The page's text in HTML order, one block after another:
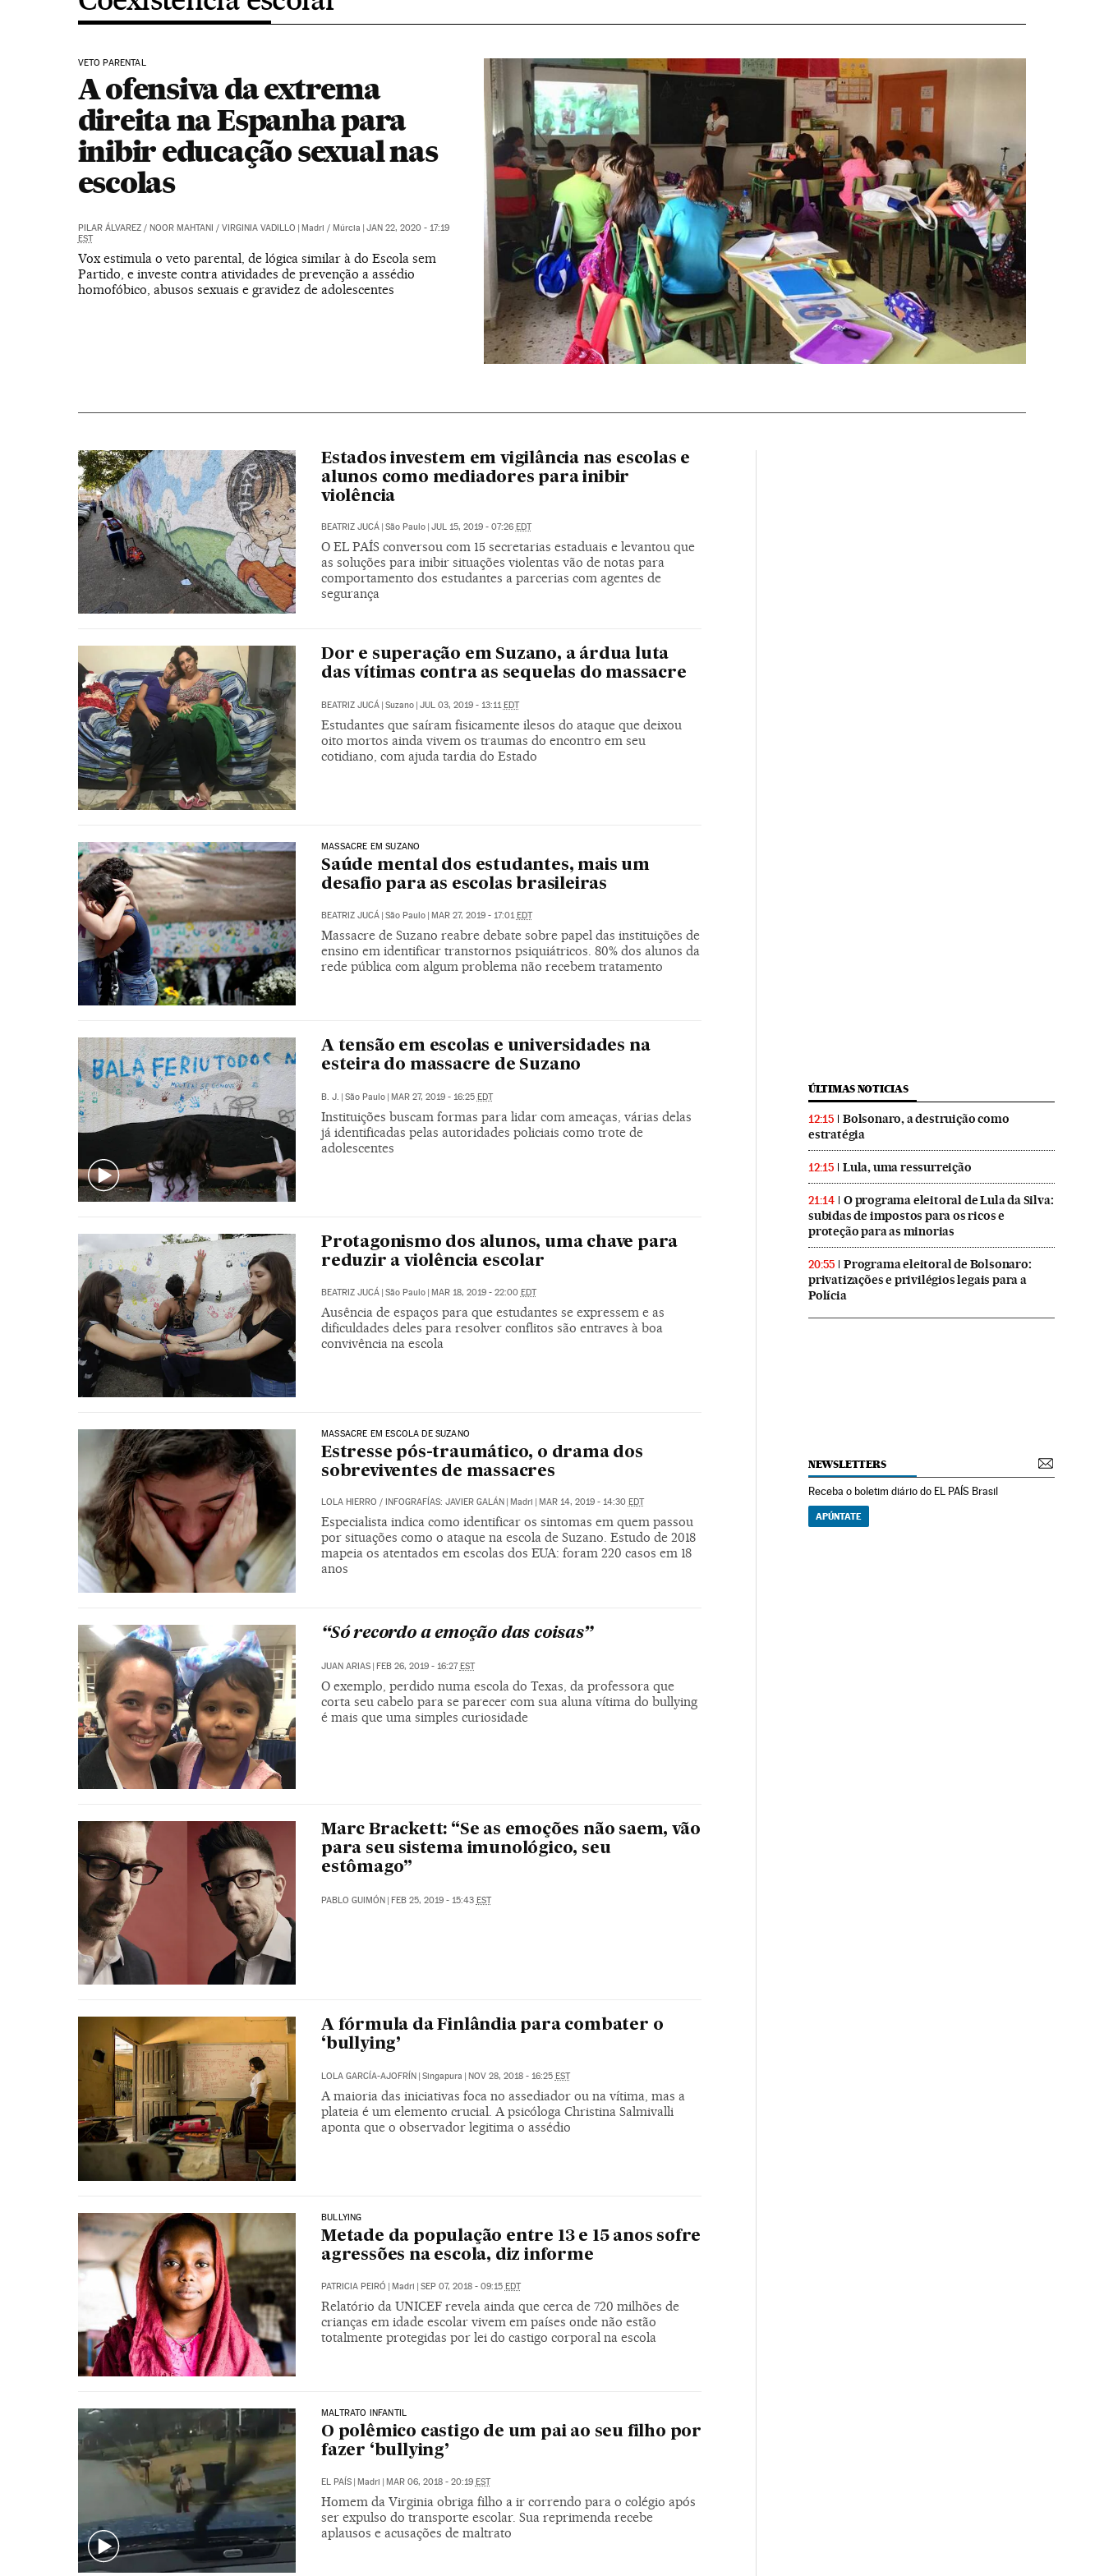
VETO PARENTAL
A ofensiva da extrema
direita na Espanha para
inibir educação sexual nas
escolas
PILAR ÁLVAREZ/ NOOR MAHTANI / VIRGINIA VADILLO | Madri / Múrcia | JAN 22, 2020 - 17:19
EST
Vox estimula o veto parental, de lógica similar à do Escola sem
Partido, e investe contra atividades de prevenção a assédio
homofóbico, abusos sexuais e gravidez de adolescentes
Estados investem em vigilância nas escolas e
alunos como mediadores para inibir
violência
BEATRIZ JUCÁ | São Paulo | JUL 15, 2019 - 07:26 EDT
O EL PAÍS conversou com 15 secretarias estaduais e levantou que
as soluções para inibir situações violentas vão de notas para
comportamento dos estudantes a parcerias com agentes de
segurança
Dor e superação em Suzano, a árdua luta
das vítimas contra as sequelas do massacre
BEATRIZ JUCÁ Suzano JUL 03, 2019 - 13:11 EDT
Estudantes que saíram fisicamente ilesos do ataque que deixou
oito mortos ainda vivem os traumas do encontro em seu
cotidiano, com ajuda tardia do Estado
MASSACRE EM SUZANO
Saúde mental dos estudantes, mais um
desafio para as escolas brasileiras
BEATRIZ JUCÁ | São Paulo | MAR 27, 2019 - 17:01EDT
Massacre de Suzano reabre debate sobre papel das instituições de
ensino em identificar transtornos psiquiátricos. 80% dos alunos da
rede pública com algum problema não recebem tratamento
A tensão em escolas e universidades na
esteira do massacre de Suzano
B. J. | São Paulo | MAR 27, 2019 - 16:25 EDT
Instituições buscam formas para lidar com ameaças, várias delas
já identificadas pelas autoridades policiais como trote de
adolescentes
Protagonismo dos alunos, uma chave para
reduzir a violência escolar
BEATRIZ JUCÁ São Paulo MAR 18, 2019 - 22:00 EDT
Ausência de espaços para que estudantes se expressem e as
dificuldades deles para resolver conflitos são entraves à boa
convivência na escola
MASSACRE EM ESCOLA DE SUZANO
Estresse pós-traumático, o drama dos
sobreviventes de massacres
LOLA HIERRO / INFOGRAFÍAS: JAVIER GALÁN | Madri | MAR 14, 2019 - 14:30 EDT
Especialista indica como identificar os sintomas em quem passou
por situações como o ataque na escola de Suzano. Estudo de 2018
mapeia os atentados em escolas dos EUA: foram 220 casos em 18
anos
“Só recordo a emoção das coisas”
JUAN ARIAS FEB 26, 2019 - 16:27 EST
O exemplo, perdido numa escola do Texas, da professora que
corta seu cabelo para se parecer com sua aluna vítima do bullying
é mais que uma simples curiosidade
Marc Brackett: “Se as emoções não saem, vão
para seu sistema imunológico, seu
estômago”
PABLO GUIMÓN FEB 25, 2019 - 15:43 EST
A fórmula da Finlândia para combater o
‘bullying’
LOLA GARCÍA-AJOFRÍN | Singapura | NOV 28, 2018 - 16:25 EST
A maioria das iniciativas foca no assediador ou na vítima, mas a
plateia é um elemento crucial. A psicóloga Christina Salmivalli
aponta que o observador legitima o assédio
BULLYING
Metade da população entre 13 e 15 anos sofre
agressões na escola, diz informe
PATRICIA PEIRÓ | Madri | SEP 07, 2018 - 09:15 EDT
Relatório da UNICEF revela ainda que cerca de 720 milhões de
crianças em idade escolar vivem em países onde não estão
totalmente protegidas por lei do castigo corporal na escola
MALTRATO INFANTIL
O polêmico castigo de um pai ao seu filho por
fazer ‘bullying’
EL PAÍS | Madri | MAR 06, 2018 - 20:19 EST
Homem da Virginia obriga filho a ir correndo para o colégio após
ser expulso do transporte escolar. Sua reprimenda recebe
aplausos e acusações de maltrato
ÚLTIMAS NOTICIAS
12:15
Bolsonaro, a destruição como
estratégia
12:15 Lula, uma ressurreição
21:14
O programa eleitoral de Lula da Silva:
subidas de impostos para os ricos e
proteção para as minorias
20:55
Programa eleitoral de Bolsonaro:
privatizações e privilégios legais para a
Polícia
NEWSLETTERS
Receba o boletim diário do EL PAÍS Brasil
APÚNTATE